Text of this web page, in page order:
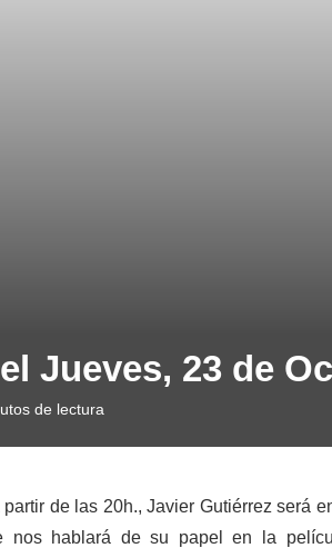
Jueves, 23 de
de lectura
de las 20h., Javier Gutiérrez será
nos hablará de su papel en la